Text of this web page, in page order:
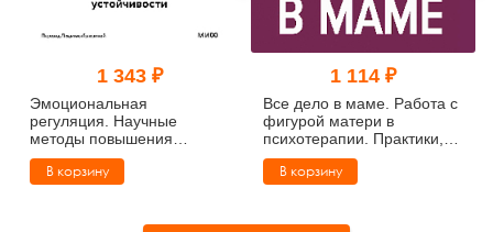
1 343 ₽
Эмоциональная
регуляция. Научные
методы повышения
устойчивости
В корзину
1 114 ₽
Все дело в маме. Работа с
фигурой матери в
психотерапии. Практики,
упражнения, исследования
В корзину